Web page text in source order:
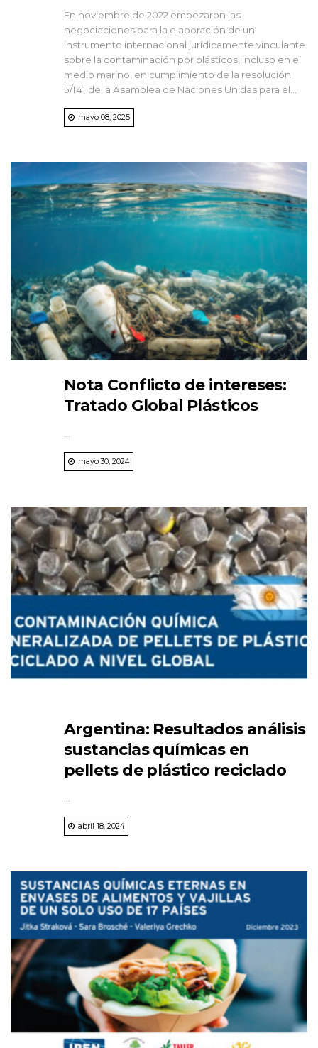
En noviembre de 2022 empezaron las
negociaciones para la elaboración de un
instrumento internacional jurídicamente vinculante
sobre la contaminación por plásticos, incluso en el
medio marino, en cumplimiento de la resolución
5/141 de la Asamblea de Naciones Unidas para el...
mayo 08, 2025
Nota Conflicto de intereses:
Tratado Global Plásticos
mayo 30, 2024
Argentina: Resultados análisis
sustancias químicas en
pellets de plástico reciclado
abril 18, 2024